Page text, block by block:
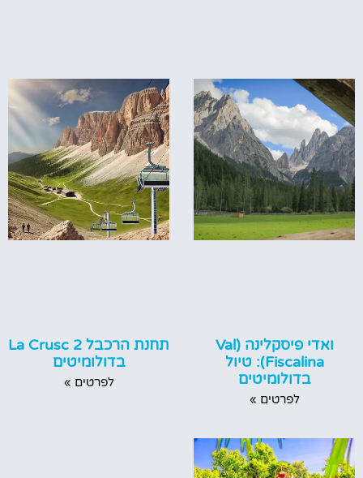
ואדי פיסקלינה (Val
Fiscalina): טיול
בדולומיטים
לפרטים »
תחנת הרכבל La Crusc 2
בדולומיטים
לפרטים »